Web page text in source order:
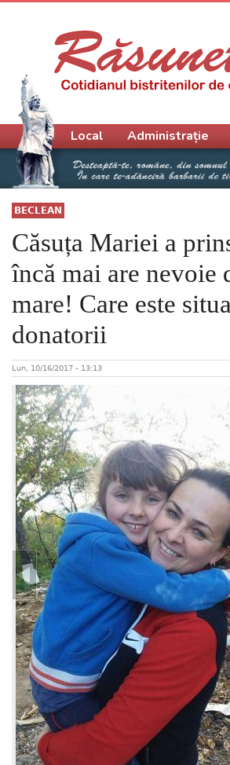
BECLEAN
Căsuța Mariei a
încă mai are nevoie
mare! Care este
donatorii
Lun, 10/16/2017 - 13:13
Meniu principal
Local Administrație